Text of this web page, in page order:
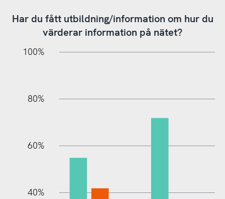
Har du fått utbildning/information om hur du
värderar information på nätet?
100%
80%
60%
40%